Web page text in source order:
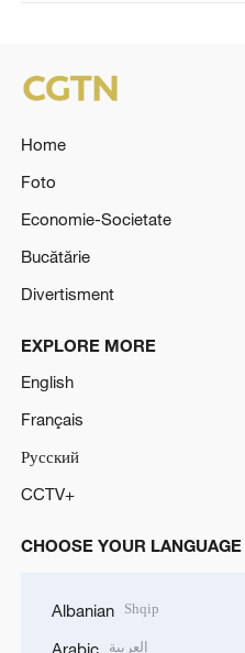
Home
Foto
Economie-Societate
Bucătărie
Divertisment
EXPLORE MORE
English
Français
Русский
CCTV+
CHOOSE YOUR LANGUAGE
Albanian Shqip
Arabic العربية